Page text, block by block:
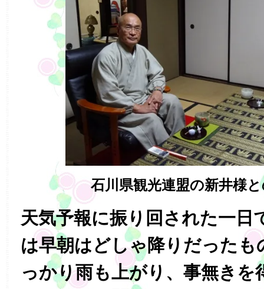
石川県観光連盟の新井様
天気予報に振り回された一日
は早朝はどしゃ降りだったも
っかり雨も上がり、事無きを